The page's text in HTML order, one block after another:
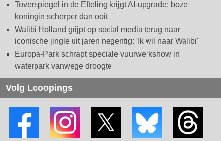
Toverspiegel in de Efteling krijgt AI-upgrade: boze
koningin scherper dan ooit
Walibi Holland grijpt op social media terug naar
iconische jingle uit jaren negentig: 'Ik wil naar Walibi'
Europa-Park schrapt speciale vuurwerkshow in
waterpark vanwege droogte
Volg Looopings